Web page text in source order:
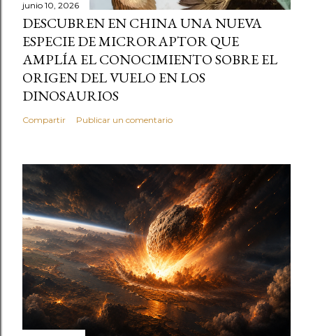
junio 10, 2026
DESCUBREN EN CHINA UNA NUEVA
ESPECIE DE MICRORAPTOR QUE
AMPLÍA EL CONOCIMIENTO SOBRE EL
ORIGEN DEL VUELO EN LOS
DINOSAURIOS
Compartir Publicar un comentario